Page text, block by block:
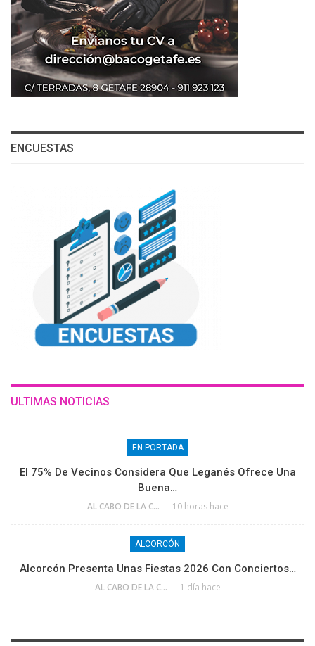
ENCUESTAS
ULTIMAS NOTICIAS
EN PORTADA
El 75% De Vecinos Considera Que Leganés Ofrece Una
Buena…
AL CABO DE LA CALLE 10 horas hace
ALCORCÓN
Alcorcón Presenta Unas Fiestas 2026 Con Conciertos…
AL CABO DE LA CALLE 1 día hace